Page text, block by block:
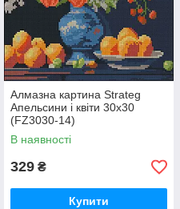
Алмазна картина Strateg
Апельсини і квіти 30х30
(FZ3030-14)
В наявності
329 ₴
Купити